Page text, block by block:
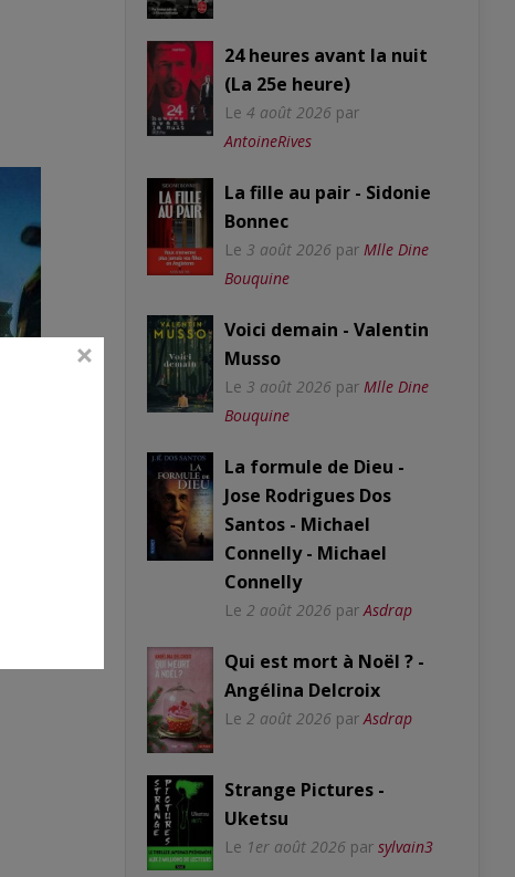
24 heures avant la nuit
(La 25e heure)
Le 4 août 2026 par
AntoineRives
La fille au pair - Sidonie
Bonnec
Le 3 août 2026 par Mlle Dine
Bouquine
Voici demain - Valentin
Musso
Le 3 août 2026 par Mlle Dine
Bouquine
La formule de Dieu -
Jose Rodrigues Dos
Santos - Michael
Connelly - Michael
Connelly
Le 2 août 2026 par Asdrap
Qui est mort à Noël ? -
Angélina Delcroix
Le 2 août 2026 par Asdrap
Strange Pictures -
Uketsu
Le 1er août 2026 par sylvain3